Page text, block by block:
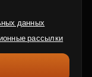
данных
рассылки